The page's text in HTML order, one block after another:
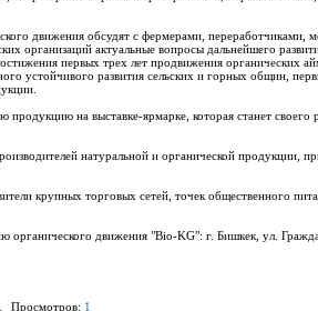
движения обсудят с фермерами, переработчиками,
организаций актуальные вопросы дальнейшего
первых трех лет продвижения органических
устойчивого развития сельских и горных общин,
на выставке-ярмарке, которая станет
натуральной и органической продукции,
крупных торговых сетей, точек общественного
движения "Bio-KG": г. Бишкек, ул.
Просмотров: 1